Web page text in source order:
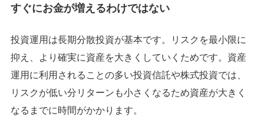
すぐにお金が増えるわけではない
投資運用は長期分散投資が基本です。リスクを最小限に
抑え、より確実に資産を大きくしていくためです。資産
運用に利用されることの多い投資信託や株式投資では、
リスクが低い分リターンも小さくなるため資産が大きく
なるまでに時間がかかります。